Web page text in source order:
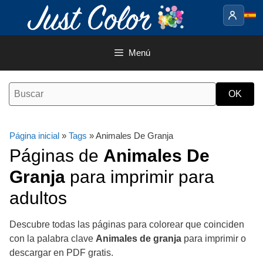
contenido
Menú
Página inicial » Tags » Animales De Granja
Páginas de Animales De
Granja para imprimir para
adultos
Descubre todas las páginas para colorear que coinciden
con la palabra clave Animales de granja para imprimir o
descargar en PDF gratis.